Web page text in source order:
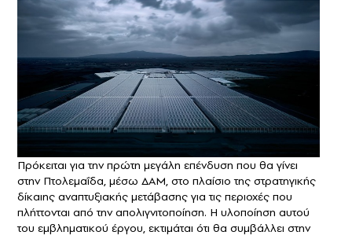
Πρόκειται για την πρώτη μεγάλη επένδυση που θα γίνει
στην Πτολεμαΐδα, μέσω ΔΑΜ, στο πλαίσιο της στρατηγικής
δίκαιης αναπτυξιακής μετάβασης για τις περιοχές που
πλήττονται από την απολιγνιτοποίηση. Η υλοποίηση αυτού
του εμβληματικού έργου, εκτιμάται ότι θα συμβάλλει στην